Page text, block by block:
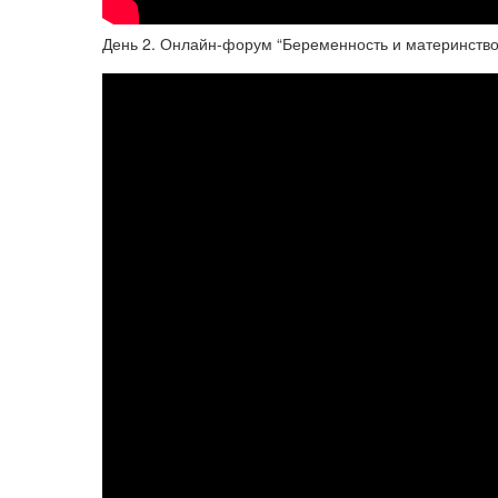
День 2. Онлайн-форум “Беременность и